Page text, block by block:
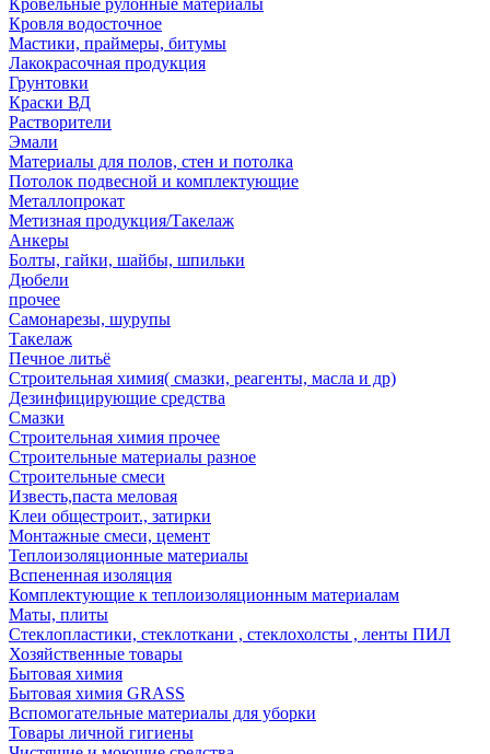
Кровельные рулонные материалы
Кровля водосточное
Мастики, праймеры, битумы
Лакокрасочная продукция
Грунтовки
Краски ВД
Растворители
Эмали
Материалы для полов, стен и потолка
Потолок подвесной и комплектующие
Металлопрокат
Метизная продукция/Такелаж
Анкеры
Болты, гайки, шайбы, шпильки
Дюбели
прочее
Самонарезы, шурупы
Такелаж
Печное литьё
Строительная химия( смазки, реагенты, масла и др)
Дезинфицирующие средства
Смазки
Строительная химия прочее
Строительные материалы разное
Строительные смеси
Известь,паста меловая
Клеи общестроит., затирки
Монтажные смеси, цемент
Теплоизоляционные материалы
Вспененная изоляция
Комплектующие к теплоизоляционным материалам
Маты, плиты
Стеклопластики, стеклоткани , стеклохолсты , ленты ПИЛ
Хозяйственные товары
Бытовая химия
Бытовая химия GRASS
Вспомогательные материалы для уборки
Товары личной гигиены